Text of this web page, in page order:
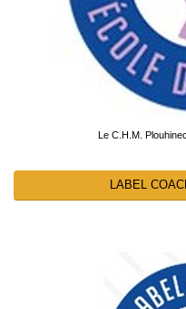
Le C.H.M.
LABEL